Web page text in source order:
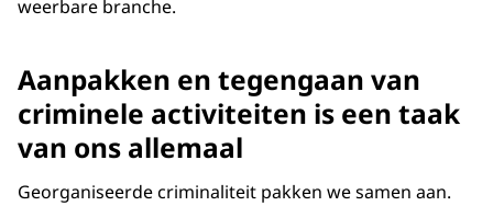
weerbare branche.
Aanpakken en tegengaan van
criminele activiteiten is een taak
van ons allemaal
Georganiseerde criminaliteit pakken we samen aan.